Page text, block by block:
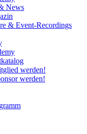
News
& Event-Recordings
werden!
werden!